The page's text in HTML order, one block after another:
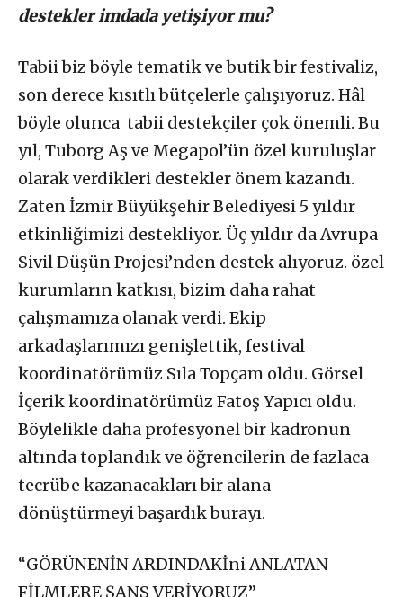
destekler imdada yetişiyor mu?
Tabii biz böyle tematik ve butik bir festivaliz,
son derece kısıtlı bütçelerle çalışıyoruz. Hâl
böyle olunca tabii destekçiler çok önemli. Bu
yıl, Tuborg Aş ve Megapol’ün özel kuruluşlar
olarak verdikleri destekler önem kazandı.
Zaten İzmir Büyükşehir Belediyesi 5 yıldır
etkinliğimizi destekliyor. Üç yıldır da Avrupa
Sivil Düşün Projesi’nden destek alıyoruz. özel
kurumların katkısı, bizim daha rahat
çalışmamıza olanak verdi. Ekip
arkadaşlarımızı genişlettik, festival
koordinatörümüz Sıla Topçam oldu. Görsel
İçerik koordinatörümüz Fatoş Yapıcı oldu.
Böylelikle daha profesyonel bir kadronun
altında toplandık ve öğrencilerin de fazlaca
tecrübe kazanacakları bir alana
dönüştürmeyi başardık burayı.
“GÖRÜNENİN ARDINDAKİni ANLATAN
FİLMLERE ŞANS VERİYORUZ”